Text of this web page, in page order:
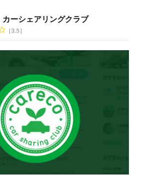
カーシェアリングクラブ
3.5